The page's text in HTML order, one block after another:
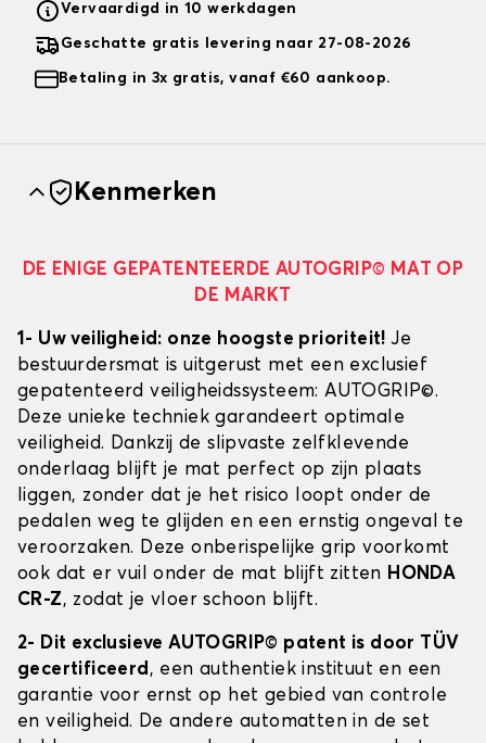
Vervaardigd in 10 werkdagen
Geschatte gratis levering naar 27-08-2026
Betaling in 3x gratis, vanaf €60 aankoop.
Kenmerken
DE ENIGE GEPATENTEERDE AUTOGRIP© MAT OP
DE MARKT
1- Uw veiligheid: onze hoogste prioriteit!Je
bestuurdersmat is uitgerust met een exclusief
gepatenteerd veiligheidssysteem: AUTOGRIP©.
Deze unieke techniek garandeert optimale
veiligheid. Dankzij de slipvaste zelfklevende
onderlaag blijft je mat perfect op zijn plaats
liggen, zonder dat je het risico loopt onder de
pedalen weg te glijden en een ernstig ongeval te
veroorzaken. Deze onberispelijke grip voorkomt
ook dat er vuil onder de mat blijft zitten HONDA
CR-Z, zodat je vloer schoon blijft.
2- Dit exclusieve AUTOGRIP© patent is door TÜV
gecertificeerd, een authentiek instituut en een
garantie voor ernst op het gebied van controle
en veiligheid. De andere automatten in de set